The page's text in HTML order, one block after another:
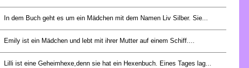
In dem Buch geht es um ein Mädchen mit dem Namen Liv Silber. Sie...
Emily ist ein Mädchen und lebt mit ihrer Mutter auf einem Schiff....
Lilli ist eine Geheimhexe,denn sie hat ein Hexenbuch. Eines Tages lag...